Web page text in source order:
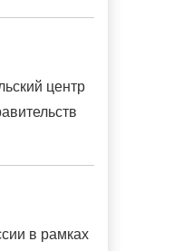
центр
в рамках